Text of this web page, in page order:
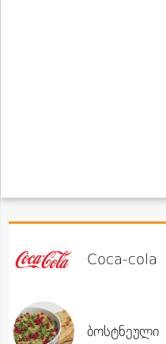
Coca-cola
ბოსტნეული